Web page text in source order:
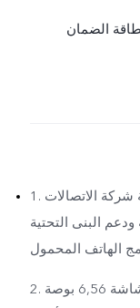
الضمان
1. تخضع وظيفة الشبكة الفعلية لتوفر شبكة شركة الاتصالات
ودعم البنى التحتية
2. عند القياس بشكل قطري، يكون مقاس الشاشة 6,56 بوصة